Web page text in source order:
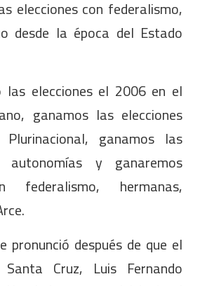
elecciones con federalismo,
desde la época del Estado
las elecciones el 2006 en el
ganamos las elecciones
ganamos las
autonomías y ganaremos
federalismo, hermanas,
pronunció después de que el
Cruz, Luis Fernando